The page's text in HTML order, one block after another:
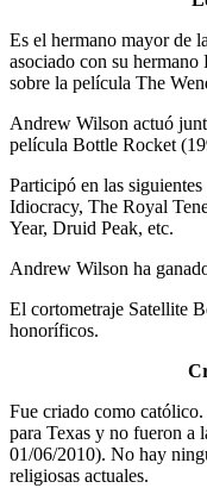
Es el hermano mayor de
asociado con su
sobre la película The
Andrew Wilson actuó
película Bottle Rocket
Participó en las
Idiocracy, The Royal
Year, Druid Peak, etc.
Andrew Wilson ha
El cortometraje Satellite
honoríficos.
Fue criado como
para Texas y no fueron a
01/06/2010). No hay
religiosas actuales.